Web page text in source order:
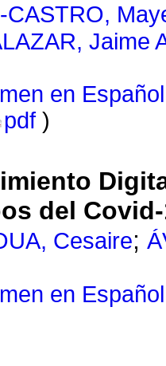
CASTRO,
Jaime
en Español
pdf )
del
Cesaire;
en Español